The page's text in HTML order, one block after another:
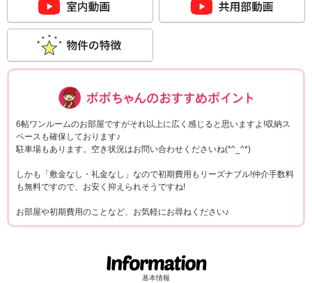
6帖ワンルームのお部屋ですがそれ以上に広く感じると思いますよ!収納ス
ペースも確保しております♪
駐車場もあります。空き状況はお問い合わせくださいね(*^_^*)
しかも「敷金なし・礼金なし」なので初期費用もリーズナブル!仲介手数料
も無料ですので、お安く抑えられそうですね!
お部屋や初期費用のことなど、お気軽にお尋ねください♪
基本情報